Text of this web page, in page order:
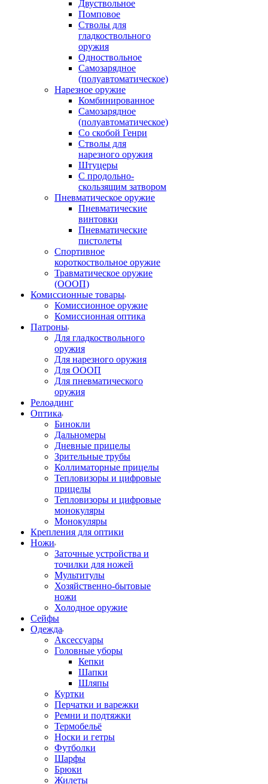
Двуствольное
Помповое
Стволы для
гладкоствольного
оружия
Одноствольное
Самозарядное
(полуавтоматическое)
Нарезное оружие
Комбинированное
Самозарядное
(полуавтоматическое)
Со скобой Генри
Стволы для
нарезного оружия
Штуцеры
С продольно-
скользящим затвором
Пневматическое оружие
Пневматические
винтовки
Пневматические
пистолеты
Спортивное
короткоствольное оружие
Травматическое оружие
(ОООП)
Комиссионные товары
Комиссионное оружие
Комиссионная оптика
Патроны
Для гладкоствольного
оружия
Для нарезного оружия
Для ОООП
Для пневматического
оружия
Релоадинг
Оптика
Бинокли
Дальномеры
Дневные прицелы
Зрительные трубы
Коллиматорные прицелы
Тепловизоры и цифровые
прицелы
Тепловизоры и цифровые
монокуляры
Монокуляры
Крепления для оптики
Ножи
Заточные устройства и
точилки для ножей
Мультитулы
Хозяйственно-бытовые
ножи
Холодное оружие
Сейфы
Одежда
Аксессуары
Головные уборы
Кепки
Шапки
Шляпы
Куртки
Перчатки и варежки
Ремни и подтяжки
Термобельё
Носки и гетры
Футболки
Шарфы
Брюки
Жилеты